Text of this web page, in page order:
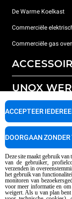
De Warme Koelkast
Commerciële
Commerciële gas
All the accessories
Detergenten voor
Detergenten voor
Waterbehandeling
UNOX
Onze vestigingen
Unox garantie
Service Center Locator
Copyright 2026
AI Content
Deze site maakt gebruik van
van de gebruiker,
verzenden in
het gebruik van
monitoren van
voor meer informatie en
weigert. Als u van plan
ACCEPTEER
DOORGAAN